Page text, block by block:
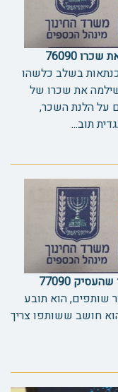
76090
בשלב כלשהו
את שכרו של
על הלנת השכר,
תוב...
77090
שותפים, הוא תובע
הנתבע הוא חושב ששותפו צריך